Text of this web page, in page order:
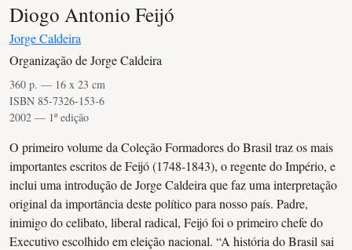
Diogo Antonio Feijó
Jorge Caldeira
Organização de Jorge Caldeira
360 p. — 16 x 23 cm
ISBN 85-7326-153-6
2002 — 1º edição
O primeiro volume da Coleção Formadores do Brasil traz os mais
importantes escritos de Feijó (1748-1843), o regente do Império, e
inclui uma introdução de Jorge Caldeira que faz uma interpretação
original da importância deste político para nosso país. Padre,
inimigo do celibato, liberal radical, Feijó foi o primeiro chefe do
Executivo escolhido em eleição nacional. “A história do Brasil sai